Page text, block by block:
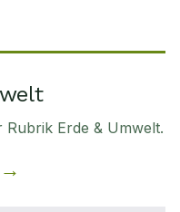
Rubrik Erde & Umwelt.